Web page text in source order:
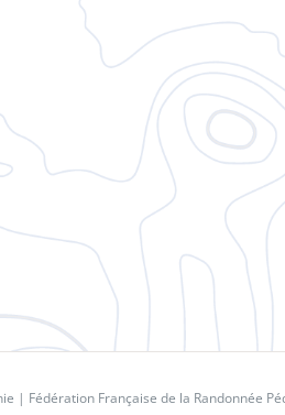
| Fédération Française de la Randonnée